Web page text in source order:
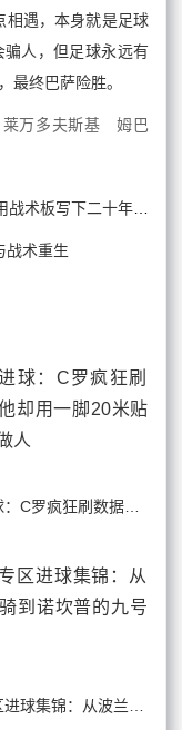
相遇，本身就是足球
人，但足球永远有
最终巴萨险胜。
莱万多夫斯基
姆巴
板写下二十年回忆
战术重生
梅西进球：C罗疯狂刷数据，他却用一脚20米贴地斩教做人